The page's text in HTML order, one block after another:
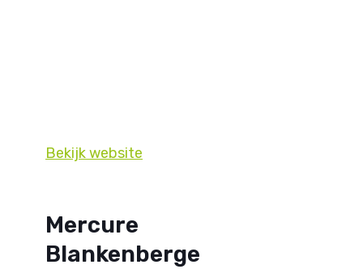
Bekijk website
Mercure
Blankenberge